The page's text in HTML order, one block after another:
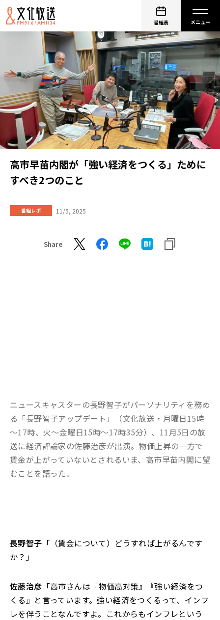
番組表
高市早苗内閣が「強い経済をつくる」ために
すべき2つのこと
番組レポ 11/5, 2025
Share
ニュースキャスターの長野智子がパーソナリティを務め
る「長野智子アップデート」（文化放送・月曜日15時
～17時、火～金曜日15時～17時35分）、11月5日の放
送に経済評論家の佐藤治彦が出演。物価上昇の一方で
賃金が上がっていないとされるいま、高市早苗内閣に望
むことを語った。
長野智子 「（賃金について）どうすれば上がるんです
か？」
佐藤治彦 「高市さんは『物価高対策』『強い経済をつ
くる』と言っています。強い経済をつくるって、インフ
レを伴うことなんですよ。これからもインフレという